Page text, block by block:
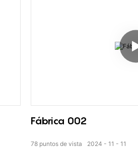
Fábrica 002
2024 11 11
78 puntos de vista